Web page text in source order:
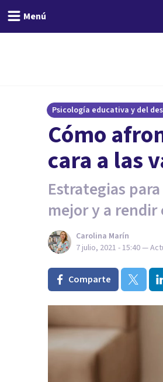
Menú
Psicología educativa y del
Cómo
cara a las
Estrategias
mejor y a rendir
Carolina Marín
7 julio, 2021 - 15:40—
Comparte